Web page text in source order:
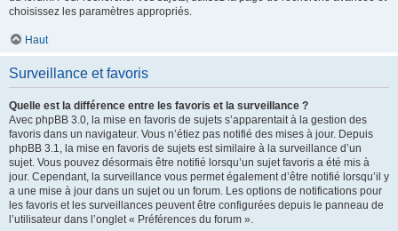
choisissez les paramètres appropriés.
Haut
Surveillance et favoris
Quelle est la différence entre les favoris et la surveillance ?
Avec phpBB 3.0, la mise en favoris de sujets s’apparentait à la gestion des
favoris dans un navigateur. Vous n’étiez pas notifié des mises à jour. Depuis
phpBB 3.1, la mise en favoris de sujets est similaire à la surveillance d’un
sujet. Vous pouvez désormais être notifié lorsqu’un sujet favoris a été mis à
jour. Cependant, la surveillance vous permet également d’être notifié lorsqu’il y
a une mise à jour dans un sujet ou un forum. Les options de notifications pour
les favoris et les surveillances peuvent être configurées depuis le panneau de
l’utilisateur dans l’onglet « Préférences du forum ».